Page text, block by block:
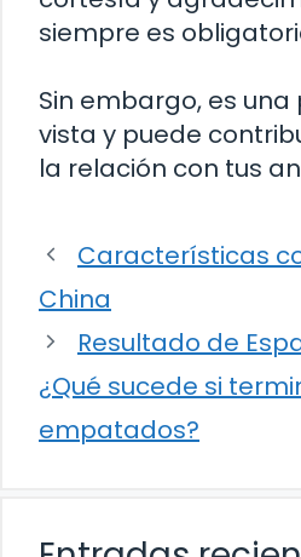
siempre es
Sin embargo, es
vista y puede
la relación con tus
Características
China
Resultado de
¿Qué sucede si
empatados?